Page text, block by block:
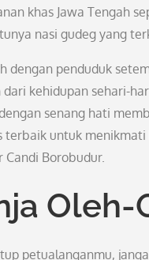
khas Jawa Tengah
nasi gudeg yang
dengan penduduk
kehidupan sehari-
senang hati
terbaik untuk menikmati
Candi Borobudur.
Oleh-
petualanganmu,